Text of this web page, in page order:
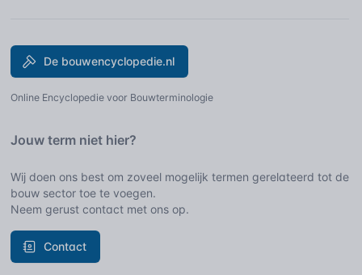
De bouwencyclopedie.nl
Online Encyclopedie voor Bouwterminologie
Jouw term niet hier?
Wij doen ons best om zoveel mogelijk termen gerelateerd tot de
bouw sector toe te voegen.
Neem gerust contact met ons op.
Contact